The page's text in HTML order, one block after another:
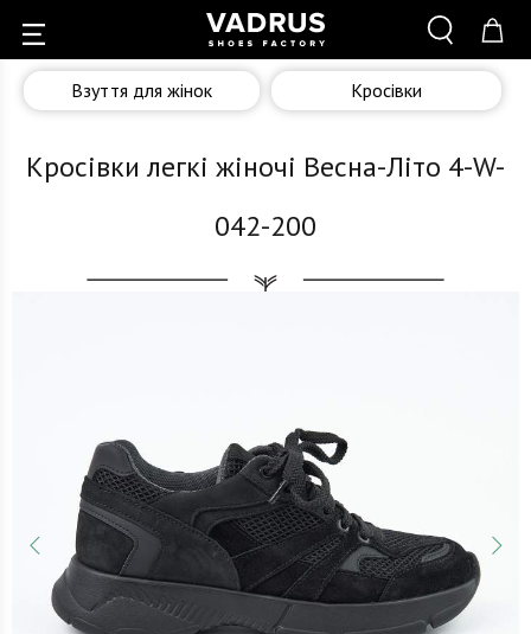
Взуття для жінок Кросівки
Кросівки легкі жіночі Весна-Літо 4-W-
042-200